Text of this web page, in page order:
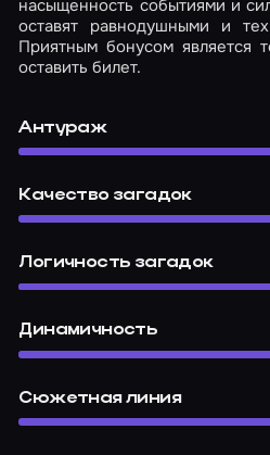
насыщенность событиями и
оставят равнодушными и
Приятным бонусом является
оставить билет.
Антураж
Качество загадок
Логичность загадок
Динамичность
Сюжетная линия